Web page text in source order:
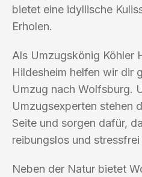
bietet eine idyllische
Erholen.
Als Umzugskönig Köhler
Hildesheim helfen wir dir
Umzug nach Wolfsburg.
Umzugsexperten stehen
Seite und sorgen dafür,
reibungslos und
Neben der Natur bietet